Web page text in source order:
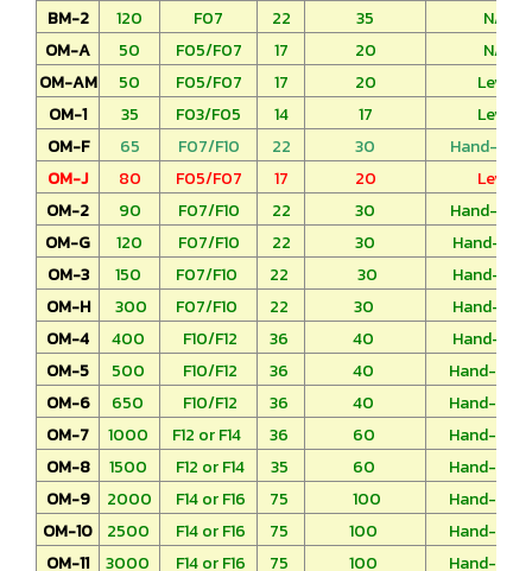
BM-2
120 F07 22 35
N/A
OM-A
50 F05/F07 17 20
N/A
OM-AM
50 F05/F07 17 20
Lever
OM-1
35 F03/F05 14 17
Lever
OM-F
65 F07/F10 22 30
Hand-
OM-J
80 F05/F07 17 20
Lever
OM-2
90 F07/F10 22 30
Hand-
OM-G
120 F07/F10 22 30
Hand-
OM-3
150 F07/F10 22 30
Hand-
OM-H
300 F07/F10 22 30
Hand-
OM-4
400 F10/F12 36 40
Hand-
OM-5
500 F10/F12 36 40
Hand-
OM-6
650 F10/F12 36 40
Hand-
OM-7
1000 F12 or F14 36 60
Hand-
OM-8
1500 F12 or F14 35 60
Hand-
OM-9
2000 F14 or F16 75 100
Hand-
OM-10
2500 F14 or F16 75 100
Hand-
OM-11
3000 F14 or F16 75 100
Hand-